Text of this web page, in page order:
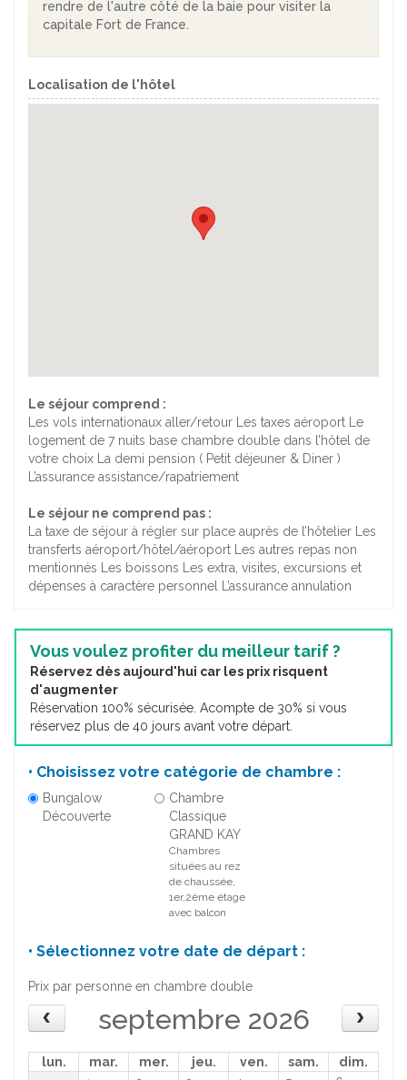
rendre de l'autre côté de la baie pour visiter la
capitale Fort de France.
Localisation de l'hôtel
Le séjour comprend :
Les vols internationaux aller/retour Les taxes aéroport Le
logement de 7 nuits base chambre double dans l’hôtel de
votre choix La demi pension ( Petit déjeuner & Diner )
L’assurance assistance/rapatriement
Le séjour ne comprend pas :
La taxe de séjour à régler sur place auprès de l’hôtelier Les
transferts aéroport/hôtel/aéroport Les autres repas non
mentionnés Les boissons Les extra, visites, excursions et
dépenses à caractère personnel L’assurance annulation
Vous voulez profiter du meilleur tarif ?
Réservez dès aujourd'hui car les prix risquent
d'augmenter
Réservation 100% sécurisée. Acompte de 30% si vous
réservez plus de 40 jours avant votre départ.
• Choisissez votre catégorie de chambre :
Bungalow
Découverte
Chambre
Classique
GRAND KAY
Chambres
situées au rez
de chaussée,
1er,2ème étage
avec balcon
• Sélectionnez votre date de départ :
Prix par personne en chambre double
septembre 2026
lun. mar. mer. jeu. ven. sam.
dim.